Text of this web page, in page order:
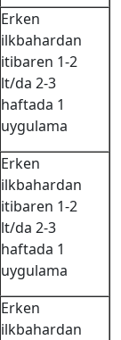
Erken
ilkbahardan
itibaren 1-2
lt/da 2-3
haftada 1
uygulama
Erken
ilkbahardan
itibaren 1-2
lt/da 2-3
haftada 1
uygulama
Erken
ilkbahardan